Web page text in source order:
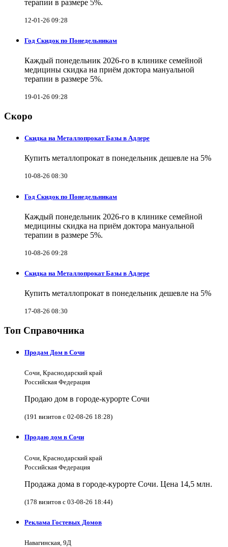
терапии в размере 5%.
12-01-26 09:28
Год Скидок по Понедельникам
Каждый понедельник 2026-го в клинике семейной
медицины скидка на приём доктора мануальной
терапии в размере 5%.
19-01-26 09:28
Скоро
Скидка на Металлопрокат Базы в Адлере
Купить металлопрокат в понедельник дешевле на 5%
10-08-26 08:30
Год Скидок по Понедельникам
Каждый понедельник 2026-го в клинике семейной
медицины скидка на приём доктора мануальной
терапии в размере 5%.
10-08-26 09:28
Скидка на Металлопрокат Базы в Адлере
Купить металлопрокат в понедельник дешевле на 5%
17-08-26 08:30
Топ Справочника
Продам Дом в Сочи
Сочи, Краснодарский край
Российская Федерация
Продаю дом в городе-курорте Сочи
(191 визитов с 02-08-26 18:28)
Продаю дом в Сочи
Сочи, Краснодарский край
Российская Федерация
Продажа дома в городе-курорте Сочи. Цена 14,5 млн.
(178 визитов с 03-08-26 18:44)
Реклама Гостевых Домов
Навагинская, 9Д